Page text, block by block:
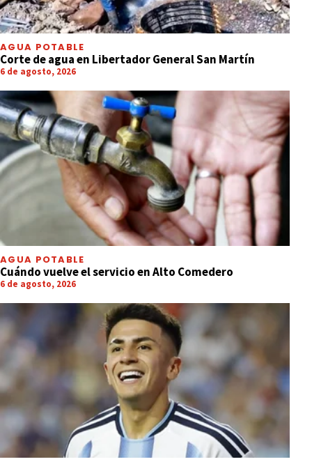
AGUA POTABLE
Corte de agua en Libertador General San Martín
6 de agosto, 2026
AGUA POTABLE
Cuándo vuelve el servicio en Alto Comedero
6 de agosto, 2026